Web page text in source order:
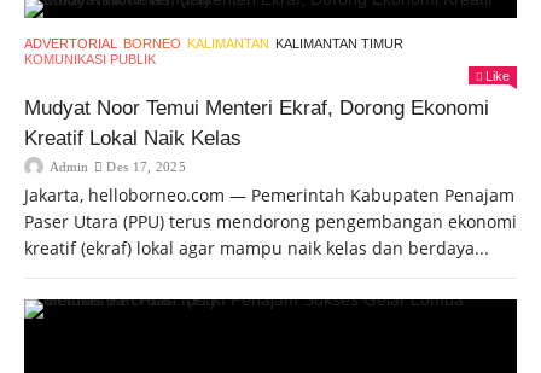
ADVERTORIAL BORNEO KALIMANTAN
KALIMANTAN TIMUR
KOMUNIKASI PUBLIK
Like
Mudyat Noor Temui Menteri Ekraf, Dorong Ekonomi
Kreatif Lokal Naik Kelas
Admin Des 17, 2025
Jakarta, helloborneo.com — Pemerintah Kabupaten Penajam
Paser Utara (PPU) terus mendorong pengembangan ekonomi
kreatif (ekraf) lokal agar mampu naik kelas dan berdaya...